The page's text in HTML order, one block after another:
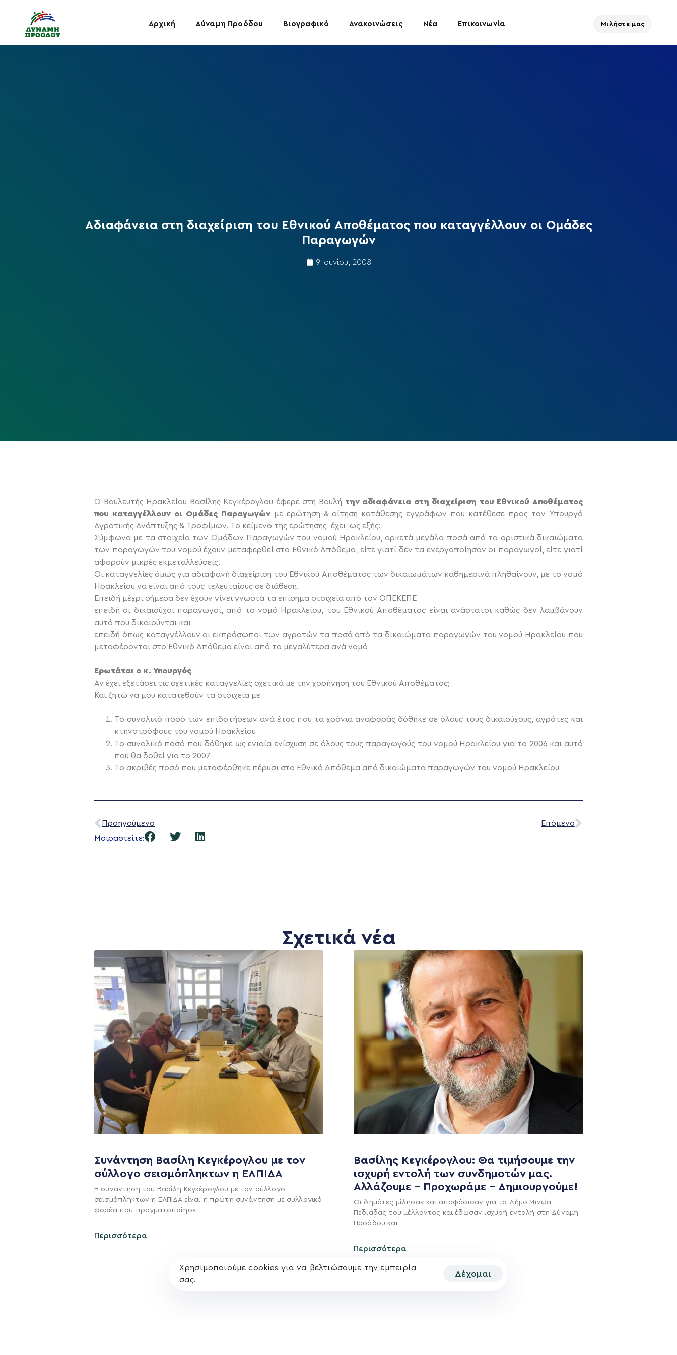
Αρχική Δύναμη Προόδου Βιογραφικό Ανακοινώσεις Νέα Επικοινωνία Μιλήστε μας
Aδιαφάνεια στη διαχείριση του Εθνικού Αποθέματος που καταγγέλλουν οι Ομάδες
Παραγωγών
9 Ιουνίου, 2008
Ο Βουλευτής Ηρακλείου Βασίλης Κεγκέρογλου έφερε στη Βουλή την αδιαφάνεια στη διαχείριση του Εθνικού Αποθέματος
που καταγγέλλουν οι Ομάδες Παραγωγών με ερώτηση & αίτηση κατάθεσης εγγράφων που κατέθεσε προς τον Υπουργό
Αγροτικής Ανάπτυξης & Τροφίμων. Το κείμενο της ερώτησης έχει ως εξής:
Σύμφωνα με τα στοιχεία των Ομάδων Παραγωγών του νομού Ηρακλείου, αρκετά μεγάλα ποσά από τα οριστικά δικαιώματα
των παραγωγών του νομού έχουν μεταφερθεί στο Εθνικό Απόθεμα, είτε γιατί δεν τα ενεργοποίησαν οι παραγωγοί, είτε γιατί
αφορούν μικρές εκμεταλλεύσεις.
Οι καταγγελίες όμως για αδιαφανή διαχείριση του Εθνικού Αποθέματος των δικαιωμάτων καθημερινά πληθαίνουν, με το νομό
Ηρακλείου να είναι από τους τελευταίους σε διάθεση.
Επειδή μέχρι σήμερα δεν έχουν γίνει γνωστά τα επίσημα στοιχεία από τον ΟΠΕΚΕΠΕ
επειδή οι δικαιούχοι παραγωγοί, από το νομό Ηρακλείου, του Εθνικού Αποθέματος είναι ανάστατοι καθώς δεν λαμβάνουν
αυτό που δικαιούνται και
επειδή όπως καταγγέλλουν οι εκπρόσωποι των αγροτών τα ποσά από τα δικαιώματα παραγωγών του νομού Ηρακλείου που
μεταφέρονται στο Εθνικό Απόθεμα είναι από τα μεγαλύτερα ανά νομό
Ερωτάται ο κ. Υπουργός
Αν έχει εξετάσει τις σχετικές καταγγελίες σχετικά με την χορήγηση του Εθνικού Αποθέματος;
Και ζητώ να μου κατατεθούν τα στοιχεία με
Το συνολικό ποσό των επιδοτήσεων ανά έτος που τα χρόνια αναφοράς δόθηκε σε όλους τους δικαιούχους, αγρότες και
κτηνοτρόφους του νομού Ηρακλείου
Το συνολικό ποσό που δόθηκε ως ενιαία ενίσχυση σε όλους τους παραγωγούς του νομού Ηρακλείου για το 2006 και αυτό
που θα δοθεί για το 2007
Το ακριβές ποσό που μεταφέρθηκε πέρυσι στο Εθνικό Απόθεμα από δικαιώματα παραγωγών του νομού Ηρακλείου
Προηγούμενο
Επόμενο
Μοιραστείτε:
Σχετικά νέα
Συνάντηση Βασίλη Κεγκέρογλου με τον
σύλλογο σεισμόπληκτων η ΕΛΠΙΔΑ
Η συνάντηση του Βασίλη Κεγκέρογλου με τον σύλλογο
σεισμόπληκτων η ΕΛΠΙΔΑ είναι η πρώτη συνάντηση με συλλογικό
φορέα που πραγματοποίησε
Περισσότερα
Βασίλης Κεγκέρογλου: Θα τιμήσουμε την
ισχυρή εντολή των συνδημοτών μας.
Αλλάζουμε – Προχωράμε – Δημιουργούμε!
Οι δημότες μίλησαν και αποφάσισαν για το Δήμο Μινώα
Πεδιάδας του μέλλοντος και έδωσαν ισχυρή εντολή στη Δύναμη
Προόδου και
Περισσότερα
Όραμα
Σχέδιο
Πολιτική Απορρήτου
Ανακοινώσεις
Νέα
+(30) 289 102 4800
Ηλ. ταχυδρομείο
kegkeroglou@gmail.com
Χρησιμοποιούμε cookies για να βελτιώσουμε την εμπειρία
σας.
Δέχομαι